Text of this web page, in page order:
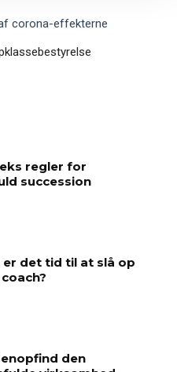
corona-effekterne
regler for
succession
er det tid til at slå op
den